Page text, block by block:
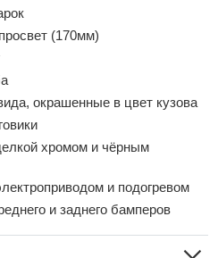
(170мм)
окрашенные в цвет кузова
хромом и чёрным
и подогревом
и заднего бамперов